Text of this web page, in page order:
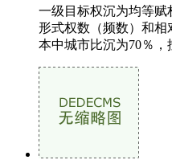
一级目标权沉为均等赋
形式权数（频数）和
本中城市比沉为70％